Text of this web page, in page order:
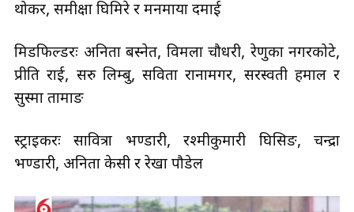
थोकर, समीक्षा घिमिरे र मनमाया दमाई
मिडफिल्डरः अनिता बस्नेत, विमला चौधरी, रेणुका नगरकोटे,
प्रीति राई, सरु लिम्बु, सविता रानामगर, सरस्वती हमाल र
सुस्मा तामाङ
स्ट्राइकरः सावित्रा भण्डारी, रश्मीकुमारी घिसिङ, चन्द्रा
भण्डारी, अनिता केसी र रेखा पौडेल